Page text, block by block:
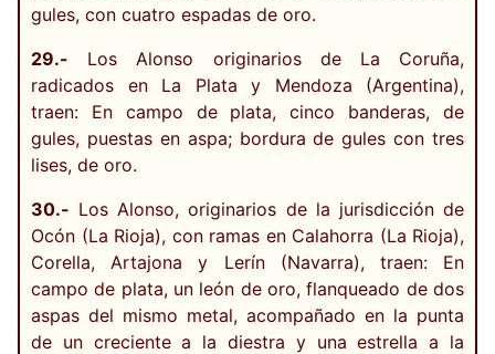
gules, con cuatro espadas de oro.
29.- Los Alonso originarios de La Coruña,
radicados en La Plata y Mendoza (Argentina),
traen: En campo de plata, cinco banderas, de
gules, puestas en aspa; bordura de gules con tres
lises, de oro.
30.- Los Alonso, originarios de la jurisdicción de
Ocón (La Rioja), con ramas en Calahorra (La Rioja),
Corella, Artajona y Lerín (Navarra), traen: En
campo de plata, un león de oro, flanqueado de dos
aspas del mismo metal, acompañado en la punta
de un creciente a la diestra y una estrella a la